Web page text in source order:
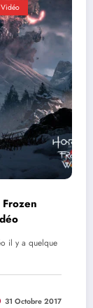
Vidéo
il y a quelque
31 Octobre 2017